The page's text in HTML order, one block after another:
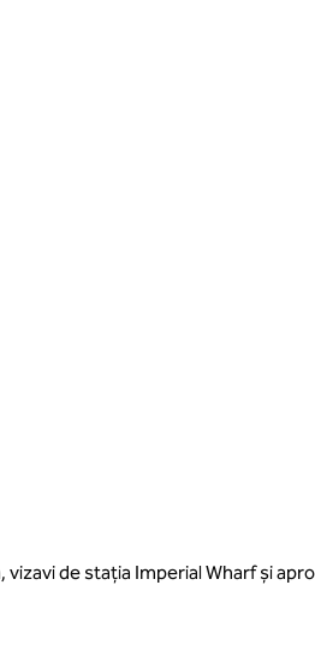
de stația Imperial Wharf și